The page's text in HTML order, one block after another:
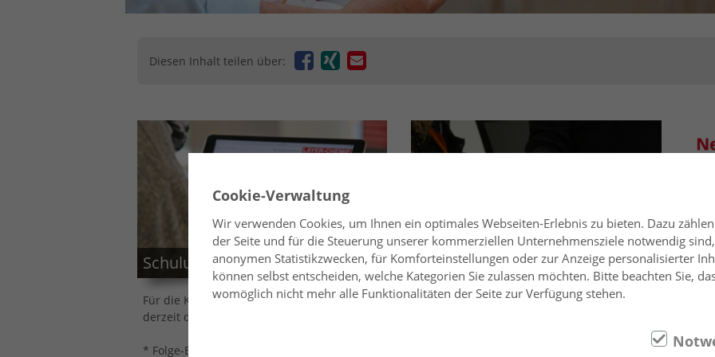
Diesen Inhalt teilen über:
Schulungsportal
Für die Kunden der Layer-Chemie sind
derzeit die folgenden Seminare erhältlich:
* Folge-Belehrung nach §43
Kunde bei Layer werden
Sie wollen Kunde bei Layer-Chemie
Cookie-Verwaltung
Wir verwenden Cookies, um Ihnen ein optimales Webseiten-Erlebnis zu bieten. Dazu
der Seite und für die Steuerung unserer kommerziellen Unternehmensziele notwendig
anonymen Statistikzwecken, für Komforteinstellungen oder zur Anzeige personalisierter
können selbst entscheiden, welche Kategorien Sie zulassen möchten. Bitte beachten Sie,
womöglich nicht mehr alle Funktionalitäten der Seite zur Verfügung stehen.